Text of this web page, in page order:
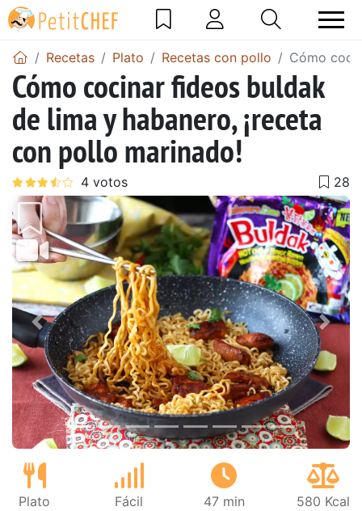
Recetas Plato Recetas con pollo Cómo
Cómo cocinar fideos buldak
de lima y habanero, ¡receta
con pollo marinado!
Anterior
Plato Fácil 47 min 580 Kcal